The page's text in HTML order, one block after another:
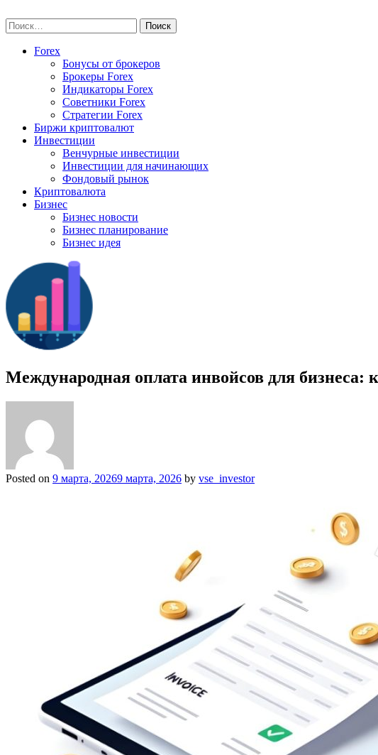
to
content
Найти:
Forex
Бонусы от брокеров
Брокеры Forex
Индикаторы Forex
Советники Forex
Стратегии Forex
Биржи криптовалют
Инвестиции
Венчурные инвестиции
Инвестиции для начинающих
Фондовый рынок
Криптовалюта
Бизнес
Бизнес новости
Бизнес планирование
Бизнес идея
Международная оплата инвойсов для бизнеса:
Posted on 9 марта, 20269 марта, 2026 by vse_investor